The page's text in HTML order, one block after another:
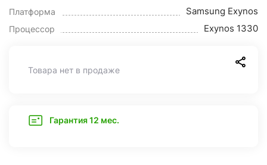
Платформа Samsung Exynos
Процессор Exynos 1330
Товара нет в продаже
Гарантия 12 мес.